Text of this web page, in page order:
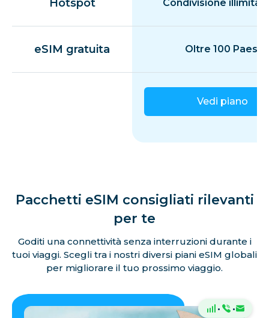
Hotspot Condivisione
eSIM gratuita Oltre 100 Paesi
Vedi piano
Pacchetti eSIM consigliati rilevanti
per te
Goditi una connettività senza interruzioni durante i
tuoi viaggi. Scegli tra i nostri diversi piani eSIM globali
per migliorare il tuo prossimo viaggio.
· ·